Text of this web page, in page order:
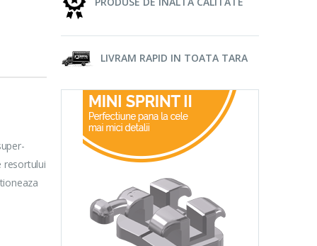
resortului
LIVRAM RAPID IN TOATA TARA